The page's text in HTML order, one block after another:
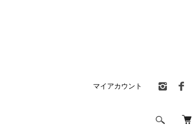
マイアカウント